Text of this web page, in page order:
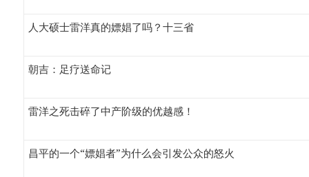
人大硕士雷洋真的嫖娼了吗？十三省
朝吉：足疗送命记
雷洋之死击碎了中产阶级的优越感！
昌平的一个“嫖娼者”为什么会引发公众的怒火